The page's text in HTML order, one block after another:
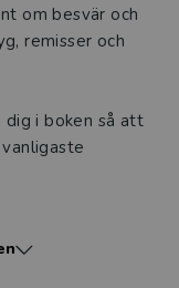
om besvär och
remisser och
dig i boken så att